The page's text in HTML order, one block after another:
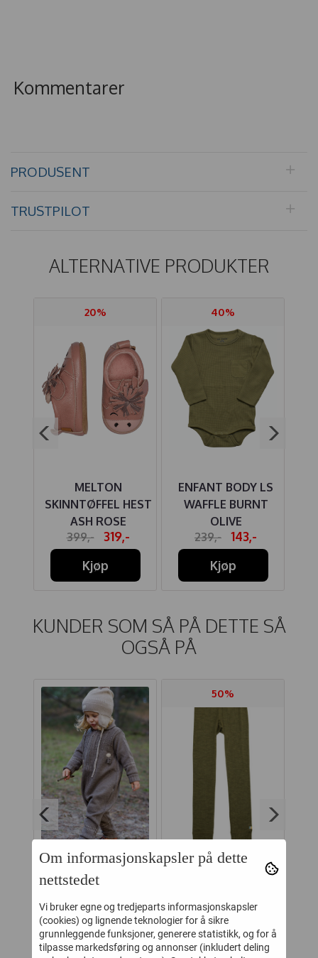
Kommentarer
PRODUSENT
TRUSTPILOT
ALTERNATIVE PRODUKTER
20%
MELTON
SKINNTØFFEL HEST
ASH ROSE
399,-
319,-
Kjøp
40%
ENFANT BODY LS
WAFFLE BURNT
OLIVE
239,-
143,-
Kjøp
KUNDER SOM SÅ PÅ DETTE SÅ
OGSÅ PÅ
LILLELAM
SPARKEDRESS ULL
CLASSIC BRUN
999,-
Kjøp
50%
JOHA LEGGINGS
MELANGE
249,-
124,-
Kjøp
Om informasjonskapsler på dette
nettstedet
Vi bruker egne og tredjeparts informasjonskapsler
(cookies) og lignende teknologier for å sikre
grunnleggende funksjoner, generere statistikk, og for å
tilpasse markedsføring og annonser (inkludert deling